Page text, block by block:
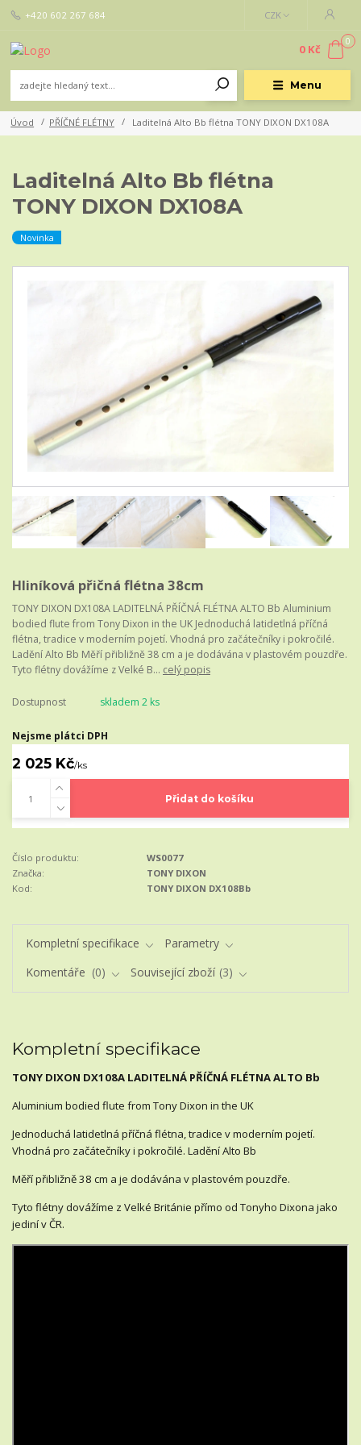
Menu
CZK
+420 602 267 684
0
0 Kč
Úvod PŘÍČNÉ FLÉTNY Laditelná Alto Bb flétna TONY DIXON DX108A
Laditelná Alto Bb flétna
TONY DIXON DX108A
Novinka
Hliníková přičná flétna 38cm
TONY DIXON DX108A LADITELNÁ PŘÍČNÁ FLÉTNA ALTO Bb Aluminium
bodied flute from Tony Dixon in the UK Jednoduchá latidetlná příčná
flétna, tradice v moderním pojetí. Vhodná pro začátečníky i pokročilé.
Ladění Alto Bb Měří přibližně 38 cm a je dodávána v plastovém pouzdře.
Tyto flétny dovážíme z Velké B... celý popis
Dostupnost skladem 2 ks
Nejsme plátci DPH
2 025 Kč/ks
Přidat do košíku
Číslo produktu:
WS0077
Značka:
TONY DIXON
Kod:
TONY DIXON DX108Bb
Kompletní specifikace
Parametry
Komentáře
0 Související zboží 3
Kompletní specifikace
TONY DIXON DX108A LADITELNÁ PŘÍČNÁ FLÉTNA ALTO Bb
Aluminium bodied flute from Tony Dixon in the UK
Jednoduchá latidetlná příčná flétna, tradice v moderním pojetí.
Vhodná pro začátečníky i pokročilé. Ladění Alto Bb
Měří přibližně 38 cm a je dodávána v plastovém pouzdře.
Tyto flétny dovážíme z Velké Británie přímo od Tonyho Dixona jako
jediní v ČR.